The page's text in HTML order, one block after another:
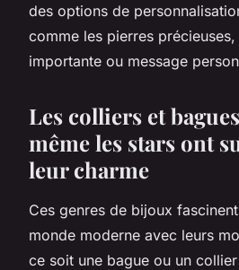
des options de
comme les pierres
importante ou message
Les colliers et
même les stars ont
leur charme
Ces genres de bijoux
monde moderne avec leurs
ce soit une bague ou un